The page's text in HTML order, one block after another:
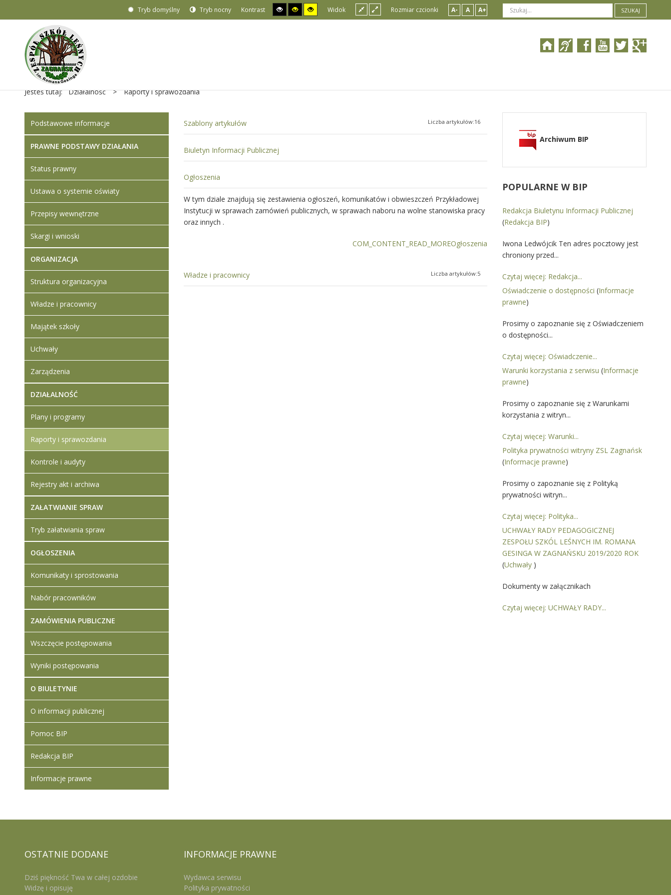
Tryb domyślny Tryb nocny Kontrast Widok Rozmiar czcionki A- A A+ SZUKAJ
Jesteś tutaj: Działalność > Raporty i sprawozdania
Szablony artykułów Liczba artykułów:16
Biuletyn Informacji Publicznej
Ogłoszenia
W tym dziale znajdują się zestawienia ogłoszeń, komunikatów i obwieszczeń Przykładowej
Instytucji w sprawach zamówień publicznych, w sprawach naboru na wolne stanowiska pracy
oraz innych .
COM_CONTENT_READ_MOREOgłoszenia
Władze i pracownicy Liczba artykułów:5
Podstawowe informacje
PRAWNE PODSTAWY DZIAŁANIA
Status prawny
Ustawa o systemie oświaty
Przepisy wewnętrzne
Skargi i wnioski
ORGANIZACJA
Struktura organizacyjna
Władze i pracownicy
Majątek szkoły
Uchwały
Zarządzenia
DZIAŁALNOŚĆ
Plany i programy
Raporty i sprawozdania
Kontrole i audyty
Rejestry akt i archiwa
ZAŁATWIANIE SPRAW
Tryb załatwiania spraw
OGŁOSZENIA
Komunikaty i sprostowania
Nabór pracowników
ZAMÓWIENIA PUBLICZNE
Wszczęcie postępowania
Wyniki postępowania
O BIULETYNIE
O informacji publicznej
Pomoc BIP
Redakcja BIP
Informacje prawne
Archiwum BIP
POPULARNE W BIP
Redakcja Biuletynu Informacji Publicznej
(Redakcja BIP)
Iwona Ledwójcik Ten adres pocztowy jest
chroniony przed...
Czytaj więcej: Redakcja...
Oświadczenie o dostępności(Informacje
prawne)
Prosimy o zapoznanie się z Oświadczeniem
o dostępności...
Czytaj więcej: Oświadczenie...
Warunki korzystania z serwisu(Informacje
prawne)
Prosimy o zapoznanie się z Warunkami
korzystania z witryn...
Czytaj więcej: Warunki...
Polityka prywatności witryny ZSL Zagnańsk
(Informacje prawne)
Prosimy o zapoznanie się z Polityką
prywatności witryn...
Czytaj więcej: Polityka...
UCHWAŁY RADY PEDAGOGICZNEJ
ZESPOŁU SZKÓL LEŚNYCH IM. ROMANA
GESINGA W ZAGNAŃSKU 2019/2020 ROK
(Uchwały )
Dokumenty w załącznikach
Czytaj więcej: UCHWAŁY RADY...
OSTATNIEDODANE
Dziś piękność Twa w całej ozdobie
Widzę i opisuję
INFORMACJEPRAWNE
Wydawca serwisu
Polityka prywatności